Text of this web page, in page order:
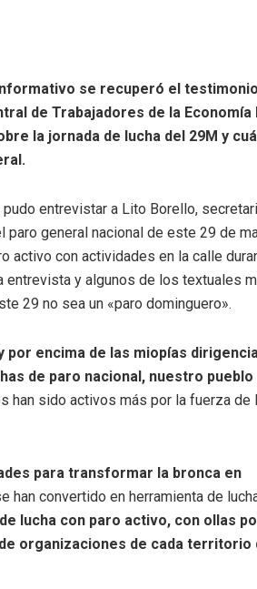
se recuperó el
de Trabajadores de la Economía
la jornada de lucha del 29M y
entrevistar a Lito Borello,
paro general nacional de este 29 de
activo con actividades en la calle
entrevista y algunos de los textuales
29 no sea un «paro dominguero».
por encima de las miopías
de paro nacional, nuestro pueblo
han sido activos más por la fuerza de
para transformar la bronca en
convertido en herramienta de
lucha con paro activo, con ollas
organizaciones de cada territorio